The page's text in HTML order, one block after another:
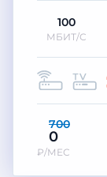
100
МБИТ/С
700
0
₽/МЕС